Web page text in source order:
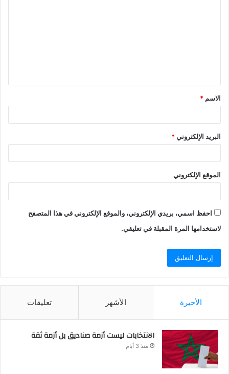
الاسم *
البريد الإلكتروني*
الموقع الإلكتروني
احفظ اسمي، بريدي الإلكتروني، والموقع الإلكتروني في هذا المتصفح
لاستخدامها المرة المقبلة في تعليقي.
الأخيرة الأشهر تعليقات
الانتخابات ليست أزمة صناديق بل أزمة ثقة
منذ 3 أيام